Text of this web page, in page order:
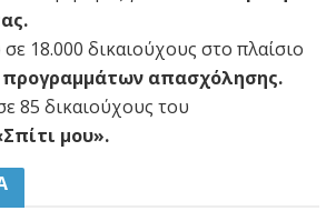
18.000 δικαιούχους στο πλαίσιο
προγραμμάτων απασχόλησης.
85 δικαιούχους του
μου».